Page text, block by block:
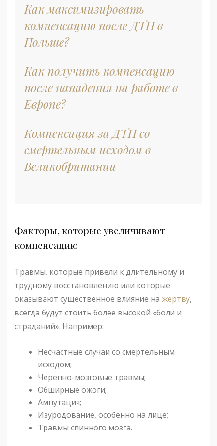
Как максимизировать
компенсацию после ДТП в
Польше?
Как получить компенсацию
после нападения на работе в
Европе?
Компенсация за ДТП со
смертельным исходом в
Великобритании
Факторы, которые увеличивают
компенсацию
Травмы, которые привели к длительному и
трудному восстановлению или которые
оказывают существенное влияние на жертву,
всегда будут стоить более высокой «боли и
страданий». Например:
Несчастные случаи со смертельным
исходом;
Черепно-мозговые травмы;
Обширные ожоги;
Ампутация;
Изуродование, особенно на лице;
Травмы спинного мозга.